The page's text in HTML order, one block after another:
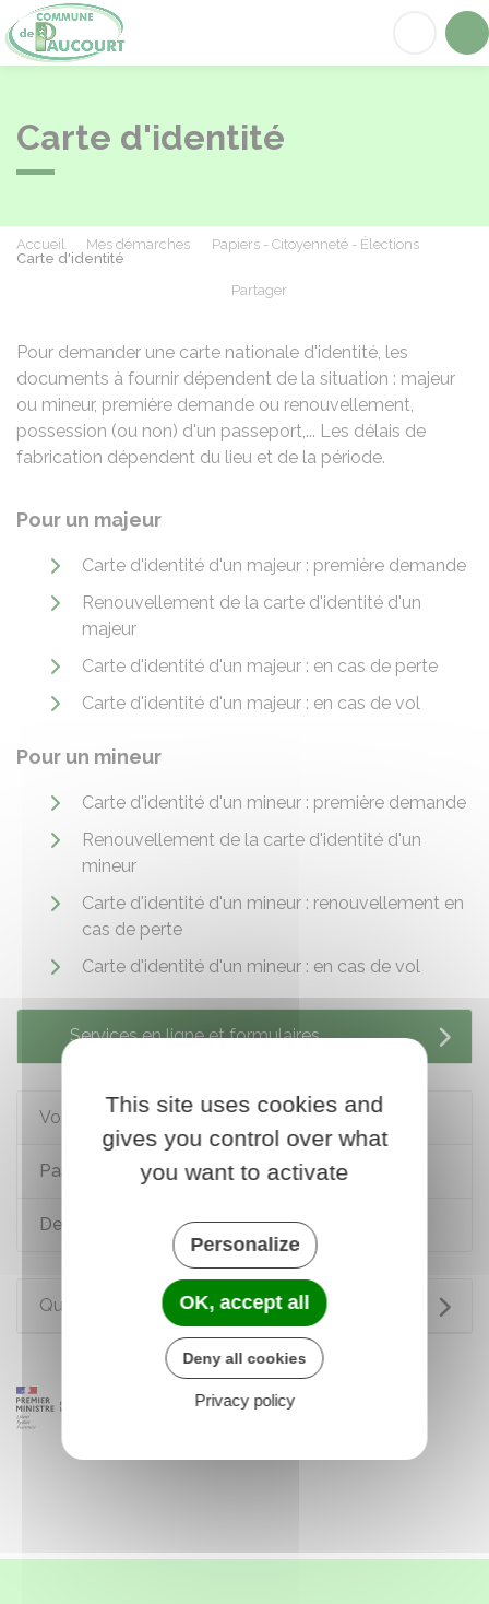
Carte d'identité
Accueil Mes démarches
Papiers - Citoyenneté - Élections
Carte d'identité
Partager
Pour demander une carte nationale d'identité, les
documents à fournir dépendent de la situation : majeur
ou mineur, première demande ou renouvellement,
possession (ou non) d'un passeport,... Les délais de
fabrication dépendent du lieu et de la période.
Pour un majeur
Carte d'identité d'un majeur : première demande
Renouvellement de la carte d'identité d'un
majeur
Carte d'identité d'un majeur : en cas de perte
Carte d'identité d'un majeur : en cas de vol
Pour un mineur
Carte d'identité d'un mineur : première demande
Renouvellement de la carte d'identité d'un
mineur
Carte d'identité d'un mineur : renouvellement en
cas de perte
Carte d'identité d'un mineur : en cas de vol
Services en ligne et formulaires
Voir aussi
Passeport
Devenir Français
Questions ? Réponses !
This site uses cookies and
gives you control over what
you want to activate
Personalize
OK, accept all
Deny all cookies
Privacy policy